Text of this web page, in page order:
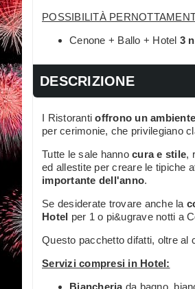
POSSIBILITÀ
Cenone + Ballo + Hotel 3
DESCRIZIONE
I Ristorantioffrono un
per cerimonie, che privilegiano
Tutte le sale hanno cura e stile,
ed allestite per creare le tipiche
importante dell'anno.
Se desiderate trovare anche la
Hotel per 1 o pi&ugrave notti a
Questo pacchetto difatti, oltre al
Servizi compresi in Hotel:
Biancheriada bagno,